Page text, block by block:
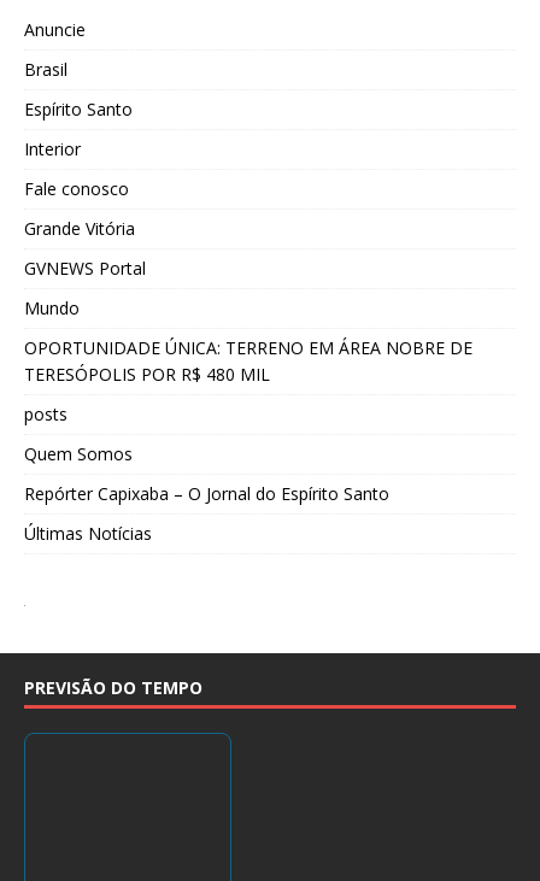
Anuncie
Brasil
Espírito Santo
Interior
Fale conosco
Grande Vitória
GVNEWS Portal
Mundo
OPORTUNIDADE ÚNICA: TERRENO EM ÁREA NOBRE DE
TERESÓPOLIS POR R$ 480 MIL
posts
Quem Somos
Repórter Capixaba – O Jornal do Espírito Santo
Últimas Notícias
PREVISÃO DO TEMPO